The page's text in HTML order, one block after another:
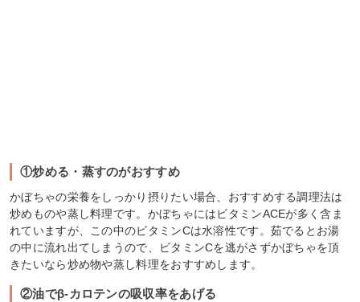
①炒める・蒸すのがおすすめ
かぼちゃの栄養をしっかり摂りたい場合、おすすめする調理法は
炒めものや蒸し料理です。かぼちゃにはビタミンACEが多く含ま
れていますが、この中のビタミンCは水溶性です。茹でるとお湯
の中に流れ出てしまうので、ビタミンCを逃がさずかぼちゃを頂
きたいなら炒め物や蒸し料理をおすすめします。
②油でβ-カロテンの吸収率をあげる